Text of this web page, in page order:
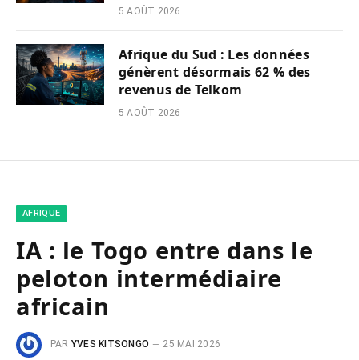
5 AOÛT 2026
Afrique du Sud : Les données
génèrent désormais 62 % des
revenus de Telkom
5 AOÛT 2026
AFRIQUE
IA : le Togo entre dans le
peloton intermédiaire
africain
PAR YVES KITSONGO
25 MAI 2026